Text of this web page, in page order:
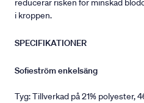
reducerar risken för minskad
i kroppen.
SPECIFIKATIONER
Sofieström enkelsäng
Tyg: Tillverkad på 21% polyester,